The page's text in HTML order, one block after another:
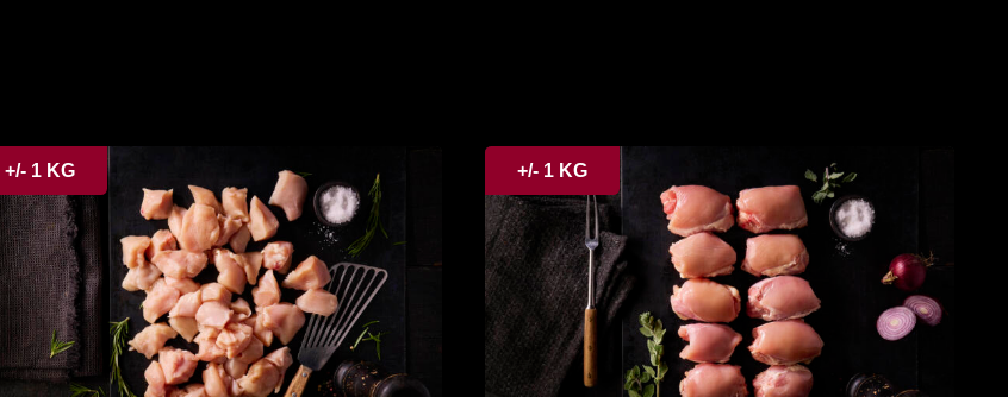
+/- 1 KG +/- 1 KG